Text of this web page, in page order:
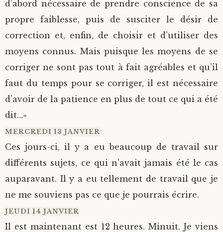
d’abord nécessaire de prendre conscience de sa
propre faiblesse, puis de susciter le désir de
correction et, enfin, de choisir et d’utiliser des
moyens connus. Mais puisque les moyens de se
corriger ne sont pas tout à fait agréables et qu’il
faut du temps pour se corriger, il est nécessaire
d’avoir de la patience en plus de tout ce qui a été
dit…»
MERCREDI 13 JANVIER
Ces jours-ci, il y a eu beaucoup de travail sur
différents sujets, ce qui n’avait jamais été le cas
auparavant. Il y a eu tellement de travail que je
ne me souviens pas ce que je pourrais écrire.
JEUDI 14 JANVIER
Il est maintenant est 12 heures. Minuit. Je viens